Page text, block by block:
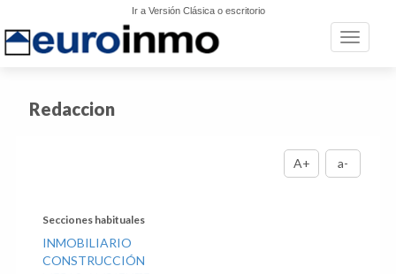
Ir a Versión Clásica o escritorio
Toggle
Redaccion
A+ a-
Secciones habituales
INMOBILIARIO
CONSTRUCCIÓN